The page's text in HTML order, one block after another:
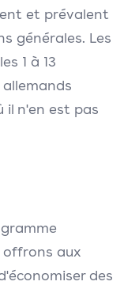
et prévalent
générales. Les
1 à 13
il n'en est pas
offrons aux
des